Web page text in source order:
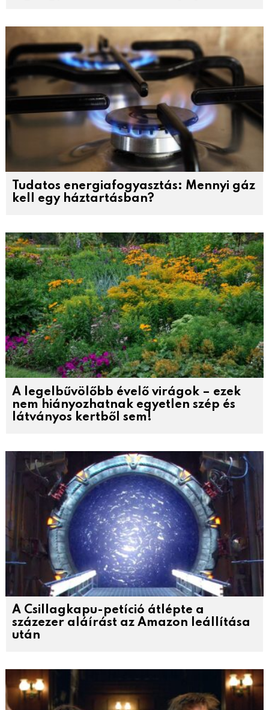
Tudatos energiafogyasztás: Mennyi gáz
kell egy háztartásban?
A legelbűvölőbb évelő virágok – ezek
nem hiányozhatnak egyetlen szép és
látványos kertből sem!
A Csillagkapu-petíció átlépte a
százezer aláírást az Amazon leállítása
után